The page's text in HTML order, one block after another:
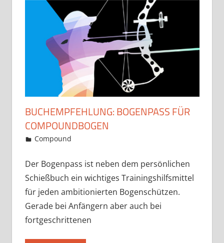
BUCHEMPFEHLUNG: BOGENPASS FÜR
COMPOUNDBOGEN
31. August 2019
Martina Berg
Compound
Der Bogenpass ist neben dem persönlichen
Schießbuch ein wichtiges Trainingshilfsmittel
für jeden ambitionierten Bogenschützen.
Gerade bei Anfängern aber auch bei
fortgeschrittenen